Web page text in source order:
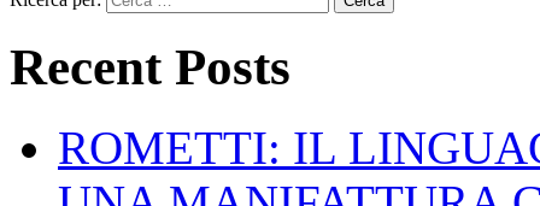
Recent Posts
ROMETTI: IL